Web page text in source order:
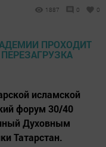
1887 0 0
исламской
форум 30/40
Духовным
Татарстан.